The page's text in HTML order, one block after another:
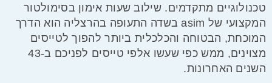
טכנולוגיים מתקדמים. שילוב שעות אימון בסימולטור
המקצועי של asim בשדה התעופה בהרצליה הוא הדרך
המוכחת, הבטוחה והכלכלית ביותר להפוך לטייסים
מצוינים, ממש כפי שעשו אלפי טייסים לפניכם ב-43
השנים האחרונות.